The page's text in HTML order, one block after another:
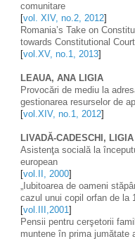
comunitare
[vol. XIV, no.2, 2012]
Romania’s Take on
towards Constitutional
[vol.XV, no.1, 2013]
LEAUA, ANA LIGIA
Provocări de mediu la
gestionarea resurselor de
[vol.XIV, no.1, 2012]
LIVADĂ-CADESCHI, LIGIA
Asistenţa socială la
european
[vol.II, 2000]
„Iubitoarea de oameni
cazul unui copil orfan de la
[vol.III,2001]
Pensii pentru cerşetorii
muntene în prima jumătate